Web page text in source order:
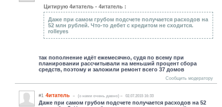
Цитирую 4итатель - 4итатель :
Даже при самом грубом подсчете получается расходов на
52 млн рублей. Что-то дебет с кредитом не сходится.
rolleyes
так пополнение идёт ежемесячно, судя по всему при
планировании рассчитывали на меньший процент сбора
средств, поэтому и заложили ремонт всего 37 домов
Сообщить модератору
#1 4итатель (c нами очень давно) 02.07.2015 16:33
Даже при самом грубом подсчете получается расходов на 52